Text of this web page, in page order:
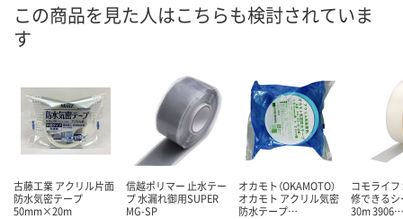
この商品を見た人はこちらも検討されていま
す
古藤工業 アクリル片面
防水気密テープ
50mm×20m
信越ポリマー 止水テー
プ 水漏れ御用SUPER
MG-SP
オカモト（OKAMOTO）
オカモト アクリル気密
防水テープ…
コモライ
修できる
30m 3906…